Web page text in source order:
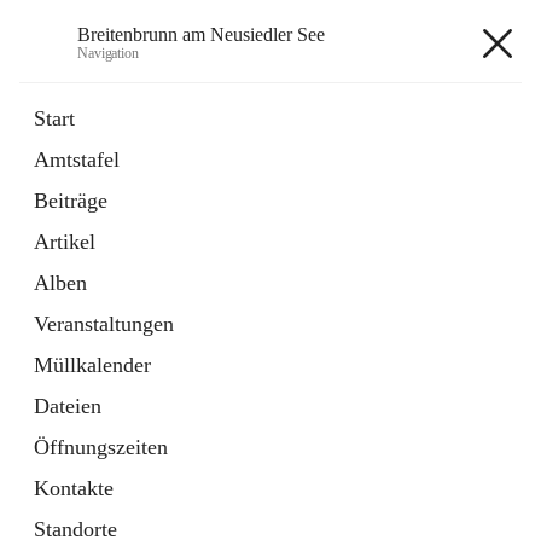
Breitenbrunn am Neusiedler See
Navigation
Start
Amtstafel
Beiträge
Artikel
Alben
Veranstaltungen
Müllkalender
Dateien
Öffnungszeiten
Kontakte
Standorte
18 Schnellzugriffe
Gemeindeservice